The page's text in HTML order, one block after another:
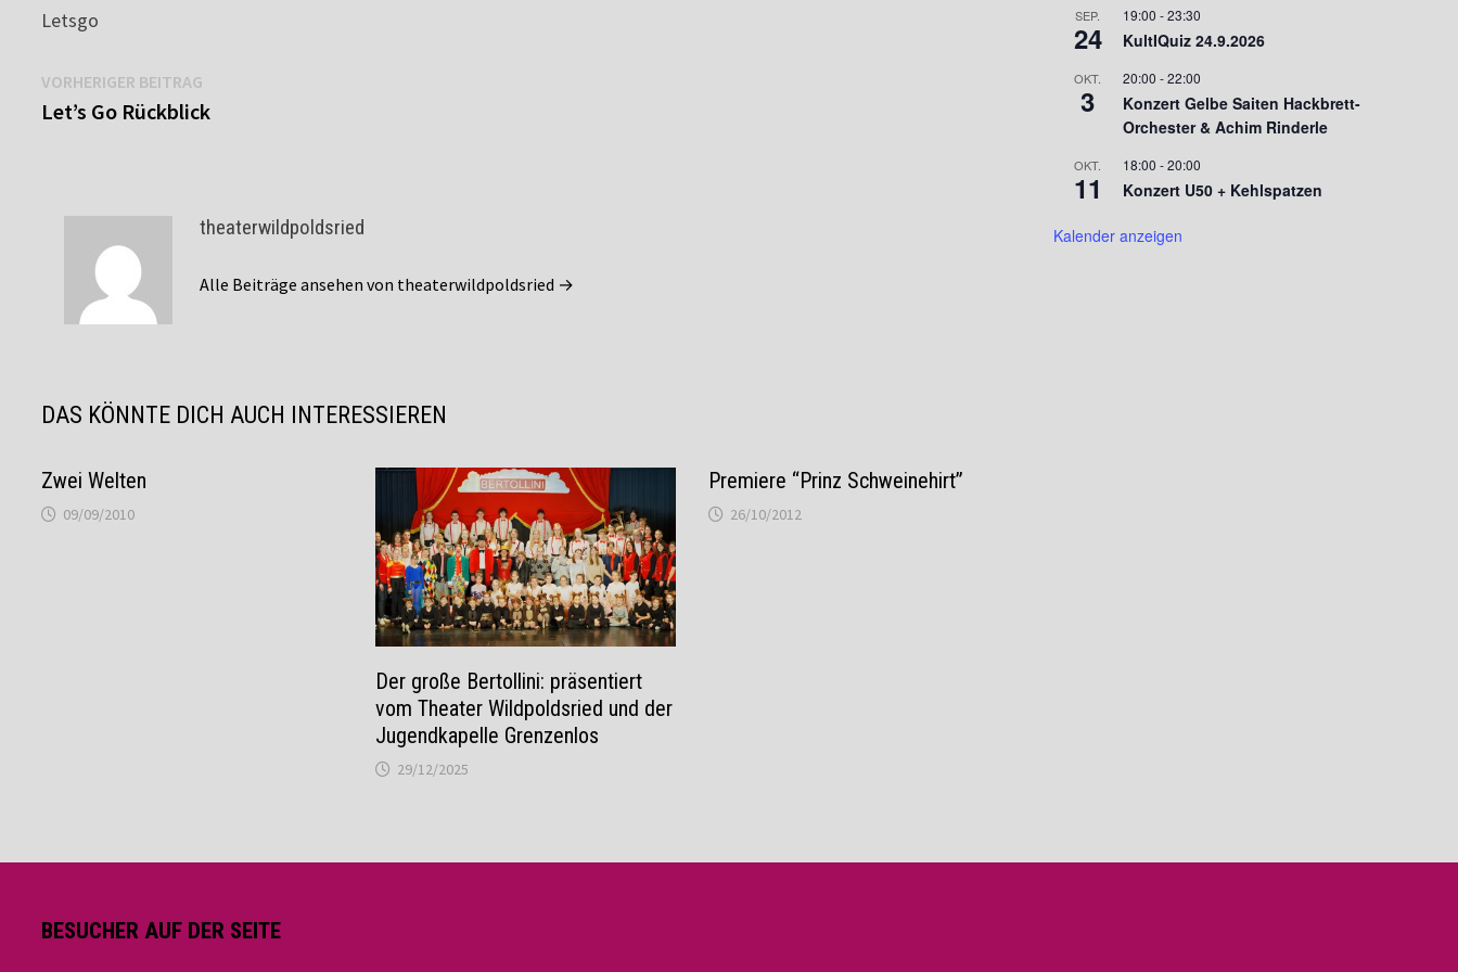
Letsgo
Beitragsnavigation
VORHERIGER BEITRAG
Beitrag:
Let’s Go Rückblick
theaterwildpoldsried
Alle Beiträge ansehen von theaterwildpoldsried →
DAS KÖNNTE DICH AUCH INTERESSIEREN
Zwei Welten
09/09/2010
Der große Bertollini: präsentiert
vom Theater Wildpoldsried und der
Jugendkapelle Grenzenlos
29/12/2025
Premiere “Prinz Schweinehirt”
26/10/2012
SEP.
24
19:00 -23:30
KultIQuiz 24.9.2026
OKT.
3
20:00 -22:00
Konzert Gelbe Saiten Hackbrett-
Orchester & Achim Rinderle
OKT.
11
18:00 -20:00
Konzert U50 + Kehlspatzen
Kalender anzeigen
BESUCHER AUF DER SEITE